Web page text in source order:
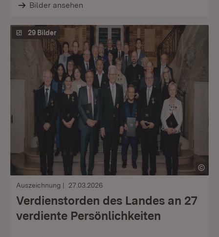
Bilder ansehen
29 Bilder
Auszeichnung 27.03.2026
Verdienstorden des Landes an 27
verdiente Persönlichkeiten